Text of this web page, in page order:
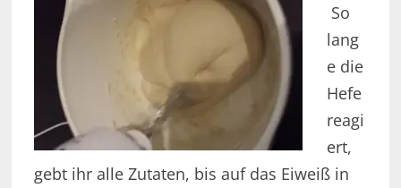
So
lang
e die
Hefe
reagi
ert,
gebt ihr alle Zutaten, bis auf das Eiweiß in